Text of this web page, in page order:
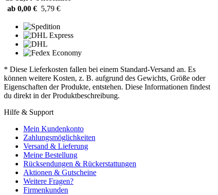
ab 0,00 € 5,79 €
* Diese Lieferkosten fallen bei einem Standard-Versand an. Es
können weitere Kosten, z. B. aufgrund des Gewichts, Größe oder
Eigenschaften der Produkte, entstehen. Diese Informationen findest
du direkt in der Produktbeschreibung.
Hilfe & Support
Mein Kundenkonto
Zahlungsmöglichkeiten
Versand & Lieferung
Meine Bestellung
Rücksendungen & Rückerstattungen
Aktionen & Gutscheine
Weitere Fragen?
Firmenkunden